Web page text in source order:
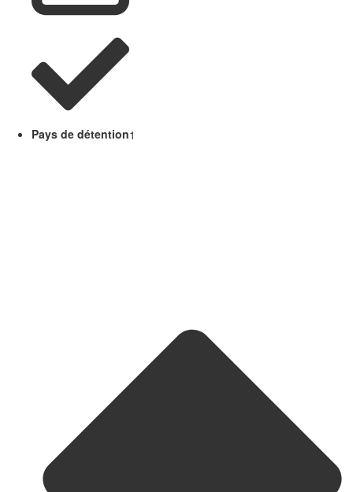
Pays de détention1